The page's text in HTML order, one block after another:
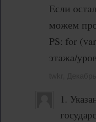
Если
можем
PS: for
этажа/
1.